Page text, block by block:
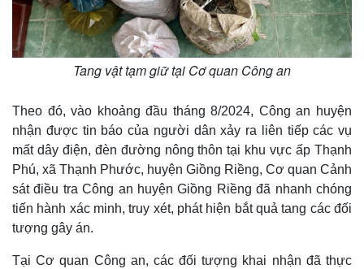
Tang vật tạm giữ tại Cơ quan Công an
Theo đó, vào khoảng đầu tháng 8/2024, Công an huyện
nhận được tin báo của người dân xảy ra liên tiếp các vụ
mất dây điện, đèn đường nông thôn tại khu vực ấp Thạnh
Phú, xã Thạnh Phước, huyện Giồng Riềng, Cơ quan Cảnh
sát điều tra Công an huyện Giồng Riềng đã nhanh chóng
tiến hành xác minh, truy xét, phát hiện bắt quả tang các đối
tượng gây án.
Tại Cơ quan Công an, các đối tượng khai nhận đã thực